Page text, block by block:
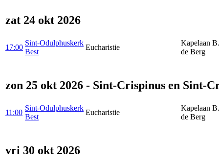
zat 24 okt 2026
17:00
Sint-Odulphuskerk
Best
Eucharistie
Kapelaan
de Berg
zon 25 okt 2026 - Sint-Crispinus en Sint-
11:00
Sint-Odulphuskerk
Best
Eucharistie
Kapelaan
de Berg
vri 30 okt 2026